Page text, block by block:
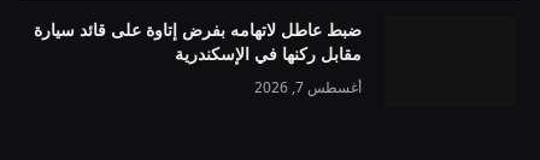
ضبط عاطل لاتهامه بفرض إتاوة على قائد سيارة
مقابل ركنها في الإسكندرية
أغسطس 7, 2026